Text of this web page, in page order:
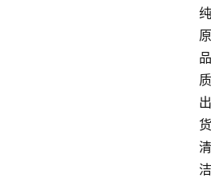
纯
原
品
质
出
货
清
洁